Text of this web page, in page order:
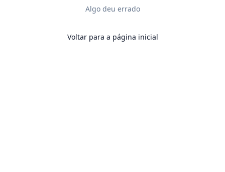
Algo deu errado
Voltar para a página inicial